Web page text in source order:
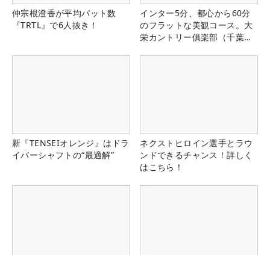
仲宗根澄香が平均パット数
『TRTL』で6人抜き！
インター5分、都心から60分
のフラットな美観コース。大
栄カントリー俱楽部（千葉
新『TENSEIオレンジ』はドラ
イバーシャフトの“最適解”
ネクストヒロイン選手とラウ
ンドできるチャンス！詳しく
はこちら！